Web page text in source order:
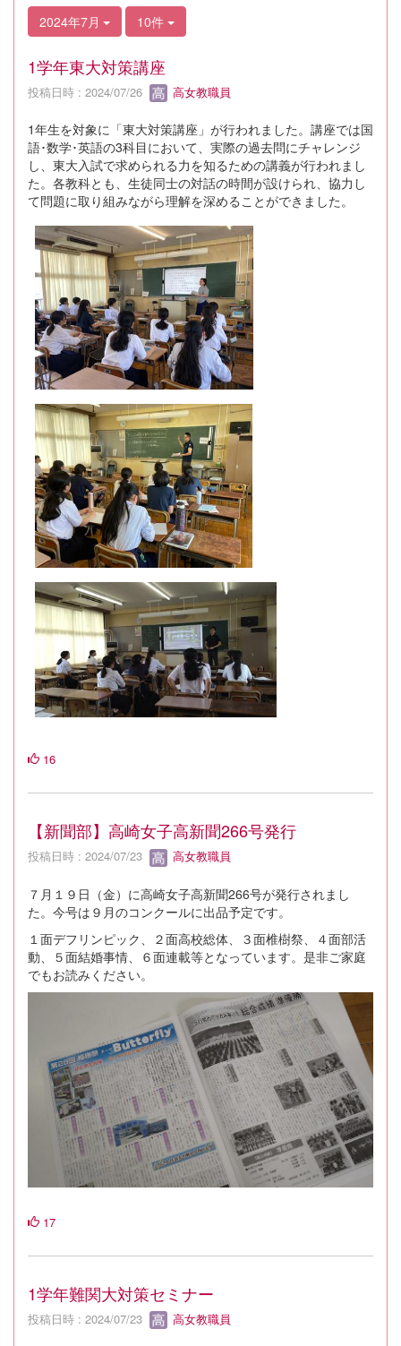
2024年7月 10件
1学年東大対策講座
投稿日時 : 2024/07/26 高女教職員
1年生を対象に「東大対策講座」が行われました。講座では国
語･数学･英語の3科目において、実際の過去問にチャレンジ
し、東大入試で求められる力を知るための講義が行われまし
た。各教科とも、生徒同士の対話の時間が設けられ、協力し
て問題に取り組みながら理解を深めることができました。
16
【新聞部】高崎女子高新聞266号発行
投稿日時 : 2024/07/23 高女教職員
７月１９日（金）に高崎女子高新聞266号が発行されまし
た。今号は９月のコンクールに出品予定です。
１面デフリンピック、２面高校総体、３面椎樹祭、４面部活
動、５面結婚事情、６面連載等となっています。是非ご家庭
でもお読みください。
17
1学年難関大対策セミナー
投稿日時 : 2024/07/23 高女教職員